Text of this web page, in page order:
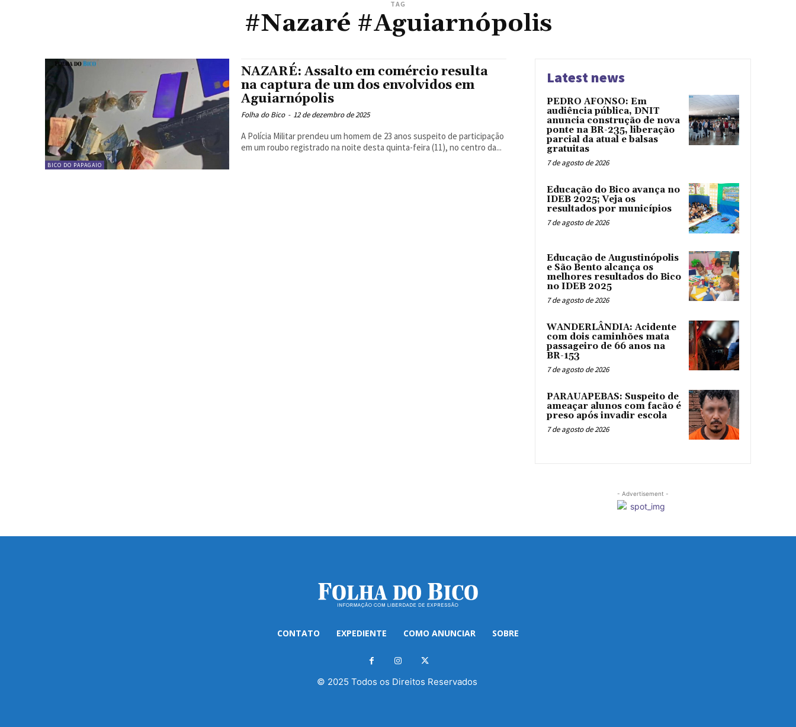
TAG
#Nazaré #Aguiarnópolis
BICO DO PAPAGAIO
NAZARÉ: Assalto em comércio resulta
na captura de um dos envolvidos em
Aguiarnópolis
Folha do Bico - 12 de dezembro de 2025
A Polícia Militar prendeu um homem de 23 anos suspeito de participação
em um roubo registrado na noite desta quinta-feira (11), no centro da...
Latest news
PEDRO AFONSO: Em
audiência pública, DNIT
anuncia construção de nova
ponte na BR-235, liberação
parcial da atual e balsas
gratuitas
7 de agosto de 2026
Educação do Bico avança no
IDEB 2025; Veja os
resultados por municípios
7 de agosto de 2026
Educação de Augustinópolis
e São Bento alcança os
melhores resultados do Bico
no IDEB 2025
7 de agosto de 2026
WANDERLÂNDIA: Acidente
com dois caminhões mata
passageiro de 66 anos na
BR-153
7 de agosto de 2026
PARAUAPEBAS: Suspeito de
ameaçar alunos com facão é
preso após invadir escola
7 de agosto de 2026
- Advertisement -
CONTATO EXPEDIENTE COMO ANUNCIAR SOBRE
© 2025 Todos os Direitos Reservados